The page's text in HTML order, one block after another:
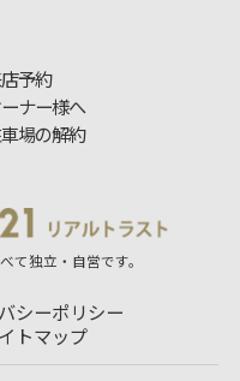
予約
ナー様へ
場の解約
て独立・自営です。
シーポリシー
トマップ